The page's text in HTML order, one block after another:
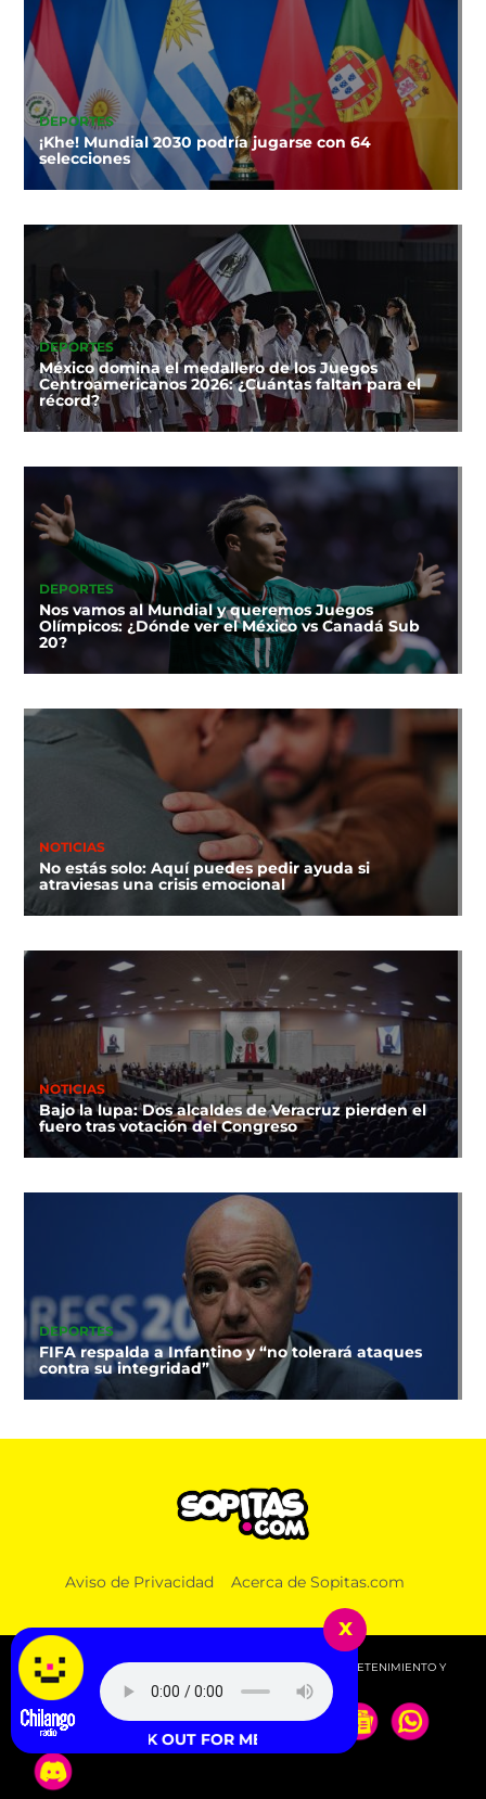
DEPORTES
¡Khe! Mundial 2030 podría jugarse con 64
selecciones
DEPORTES
México domina el medallero de los Juegos
Centroamericanos 2026: ¿Cuántas faltan para el
récord?
DEPORTES
Nos vamos al Mundial y queremos Juegos
Olímpicos: ¿Dónde ver el México vs Canadá Sub
20?
NOTICIAS
No estás solo: Aquí puedes pedir ayuda si
atraviesas una crisis emocional
NOTICIAS
Bajo la lupa: Dos alcaldes de Veracruz pierden el
fuero tras votación del Congreso
DEPORTES
FIFA respalda a Infantino y “no tolerará ataques
contra su integridad”
Aviso de Privacidad Acerca de Sopitas.com
© 2026 SOPITAS.COM - MÚSICA, NOTICIAS, DEPORTES, ENTRETENIMIENTO Y
MÁS!.
x
- LOOK OUT FOR ME